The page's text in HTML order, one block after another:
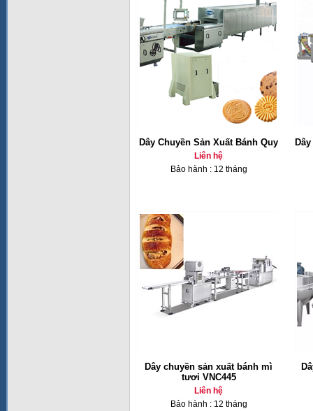
Dây Chuyền Sản Xuất Bánh Quy
Liên hệ
Bảo hành : 12 tháng
Dây chuyền sản xuất bánh mì
tươi VNC445
Liên hệ
Bảo hành : 12 tháng